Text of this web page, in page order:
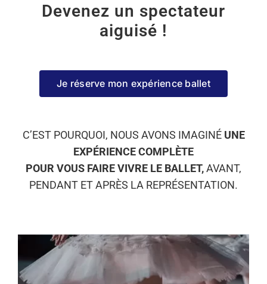
Devenez un spectateur
aiguisé !
Je réserve mon expérience ballet
C’EST POURQUOI, NOUS AVONS IMAGINÉUNE
EXPÉRIENCE COMPLÈTE
POUR VOUS FAIRE VIVRE LE BALLET,AVANT,
PENDANT ET APRÈS LA REPRÉSENTATION.